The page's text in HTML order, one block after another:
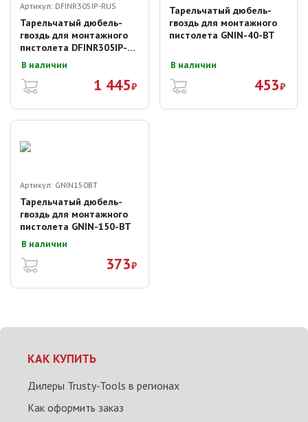
Артикул: DFINR305IP-RUS
Тарельчатый дюбель-
гвоздь для монтажного
пистолета DFINR305IP-
RUS
В наличии
1 445₽
Тарельчатый дюбель-
гвоздь для монтажного
пистолета GNIN-40-BT
В наличии
453₽
Артикул: GNIN150BT
Тарельчатый дюбель-
гвоздь для монтажного
пистолета GNIN-150-BT
В наличии
373₽
КАК КУПИТЬ
Дилеры Trusty-Tools в регионах
Как оформить заказ